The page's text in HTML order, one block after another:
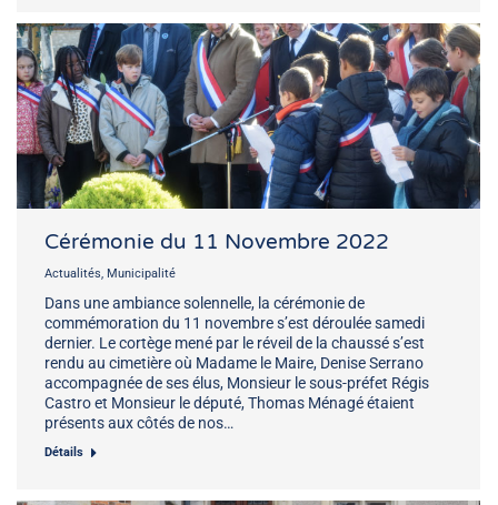
Cérémonie du 11 Novembre 2022
Actualités, Municipalité
Dans une ambiance solennelle, la cérémonie de
commémoration du 11 novembre s’est déroulée samedi
dernier. Le cortège mené par le réveil de la chaussé s’est
rendu au cimetière où Madame le Maire, Denise Serrano
accompagnée de ses élus, Monsieur le sous-préfet Régis
Castro et Monsieur le député, Thomas Ménagé étaient
présents aux côtés de nos…
Détails